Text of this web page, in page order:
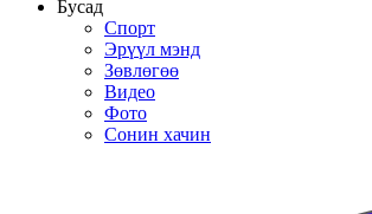
Бусад
Спорт
Эрүүл мэнд
Зөвлөгөө
Видео
Фото
Сонин хачин